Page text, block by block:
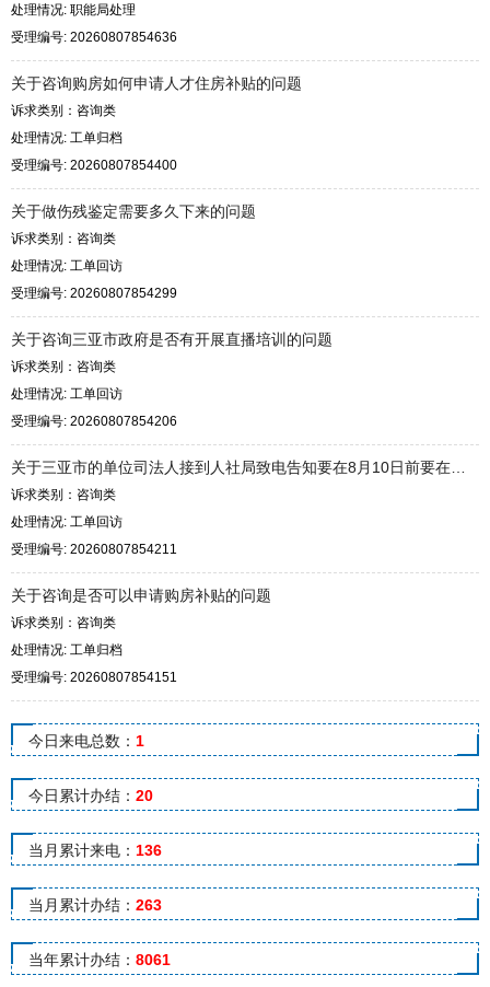
处理情况: 职能局处理
受理编号: 20260807854636
关于咨询购房如何申请人才住房补贴的问题
诉求类别：咨询类
处理情况: 工单归档
受理编号: 20260807854400
关于做伤残鉴定需要多久下来的问题
诉求类别：咨询类
处理情况: 工单回访
受理编号: 20260807854299
关于咨询三亚市政府是否有开展直播培训的问题
诉求类别：咨询类
处理情况: 工单回访
受理编号: 20260807854206
诉求类别：咨询类
处理情况: 工单回访
受理编号: 20260807854211
关于咨询是否可以申请购房补贴的问题
诉求类别：咨询类
处理情况: 工单归档
受理编号: 20260807854151
今日来电总数： 1
今日累计办结： 20
当月累计来电： 136
当月累计办结： 263
当年累计办结： 8061